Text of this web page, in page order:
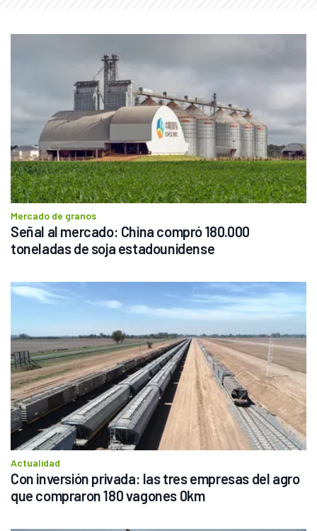
Mercado de granos
Señal al mercado: China compró 180.000
Actualidad
Con inversión privada: las tres empresas del agro
que compraron 180 vagones 0km